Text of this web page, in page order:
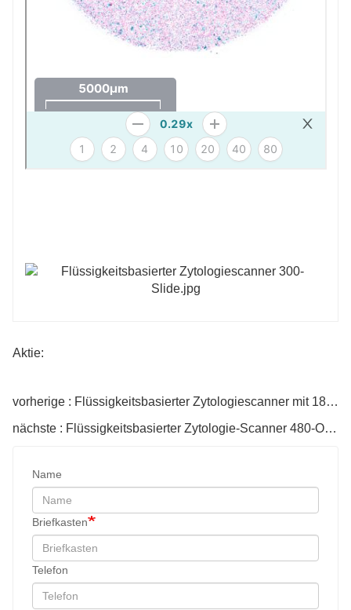
Aktie:
vorherige : Flüssigkeitsbasierter Zytologiescanner mit 180 Objektträgern
nächste : Flüssigkeitsbasierter Zytologie-Scanner 480-Objektträger
Name
Briefkasten
Telefon